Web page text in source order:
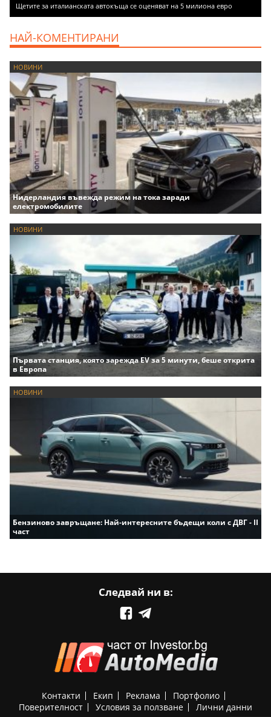
Щетите за италианската автокъща се оценяват на 5 милиона евро
НАЙ-КОМЕНТИРАНИ
НОВИНИ
Нидерландия въвежда режим на тока заради
електромобилите
НОВИНИ
Първата станция, която зарежда EV за 5 минути, беше открита
в Европа
НОВИНИ
Бензиново завръщане: Най-интересните бъдещи коли с ДВГ - II
част
Следвай ни в:
Контакти Екип Реклама
Портфолио
Поверителност
Условия за ползване Лични данни